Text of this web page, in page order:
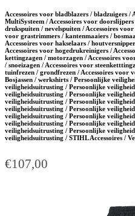
Accessoires voor bladblazers / bladzuigers /
MultiSysteem / Accessoires voor
drukspuiten / nevelspuiten / Accessoires
voor grastrimmers / kantenmaaiers /
Accessoires voor hakselaars /
Accessoires voor hogedrukreinigers /
kettingzagen / motorzagen / Accessoires
/ snoeizagen / Accessoires voor
tuinfrezen / grondfrezen / Accessoires voor
Bosjassen / werkshirts / Persoonlijke
veiligheidsuitrusting / Persoonlijke
veiligheidsuitrusting / Persoonlijke
veiligheidsuitrusting / Persoonlijke
veiligheidsuitrusting / Persoonlijke
veiligheidsuitrusting / Persoonlijke
veiligheidsuitrusting / Persoonlijke
veiligheidsuitrusting / Persoonlijke
veiligheidsuitrusting / STIHL Accessoires /
€107,00